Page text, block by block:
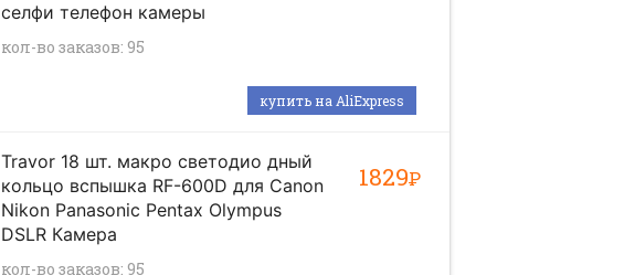
селфи телефон камеры
кол-во заказов: 95
купить на AliExpress
Travor 18 шт. макро светодио дный
кольцо вспышка RF-600D для Canon
Nikon Panasonic Pentax Olympus
DSLR Камера
кол-во заказов: 95
1829Р